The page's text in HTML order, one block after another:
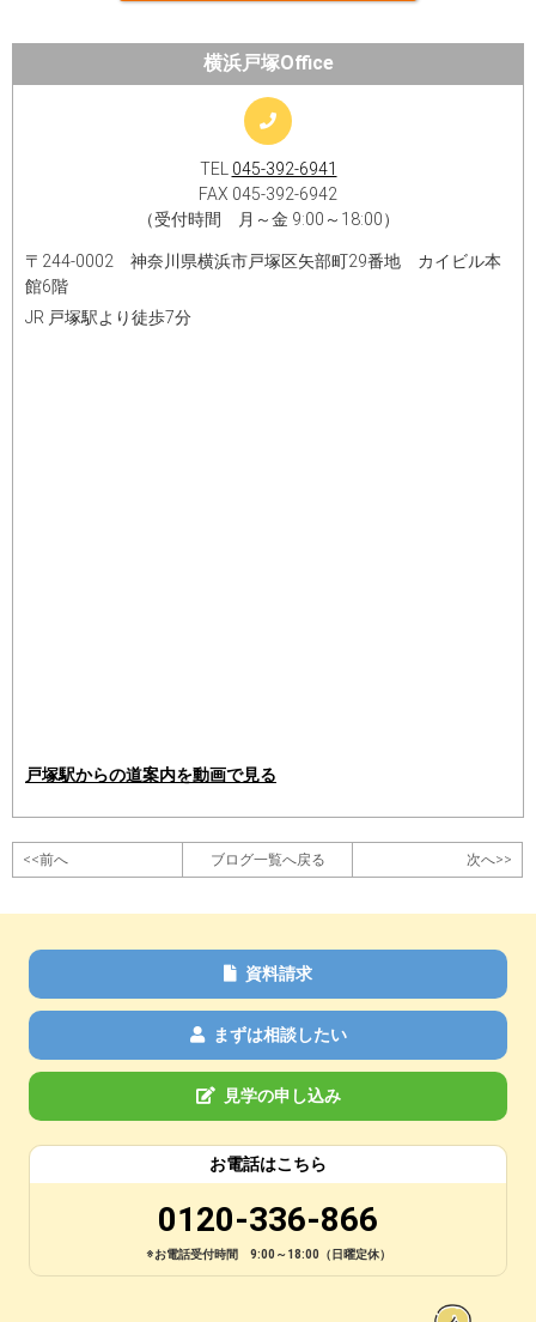
横浜戸塚Office
TEL 045-392-6941
FAX 045-392-6942
（受付時間 月～金 9:00～18:00）
〒244-0002 神奈川県横浜市戸塚区矢部町29番地 カイビル本
館6階
JR 戸塚駅より徒歩7分
戸塚駅からの道案内を動画で見る
<<前へ ブログ一覧へ戻る 次へ>>
資料請求
まずは相談したい
見学の申し込み
お電話はこちら
0120-336-866
※お電話受付時間 9:00～18:00（日曜定休）